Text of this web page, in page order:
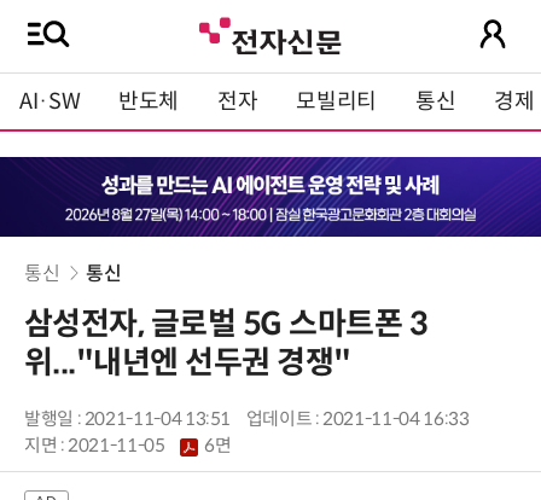
AI·SW 반도체 전자 모빌리티 통신 경제
통신 통신
삼성전자, 글로벌 5G 스마트폰 3
위..."내년엔 선두권 경쟁"
발행일 : 2021-11-04 13:51
업데이트 : 2021-11-04 16:33
지면 :2021-11-05 6면